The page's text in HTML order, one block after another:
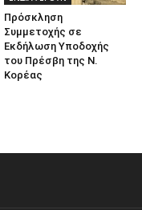
Πρόσκληση
Συμμετοχής σε
Εκδήλωση Υποδοχής
του Πρέσβη της Ν.
Κορέας